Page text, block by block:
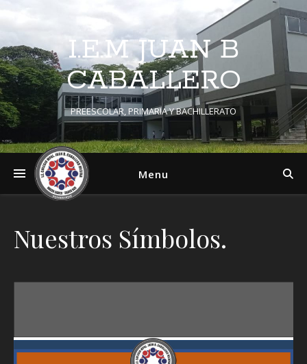
I.E.M JUAN B
CABALLERO
PREESCOLAR, PRIMARIA Y BACHILLERATO
Menu
Nuestros Símbolos.